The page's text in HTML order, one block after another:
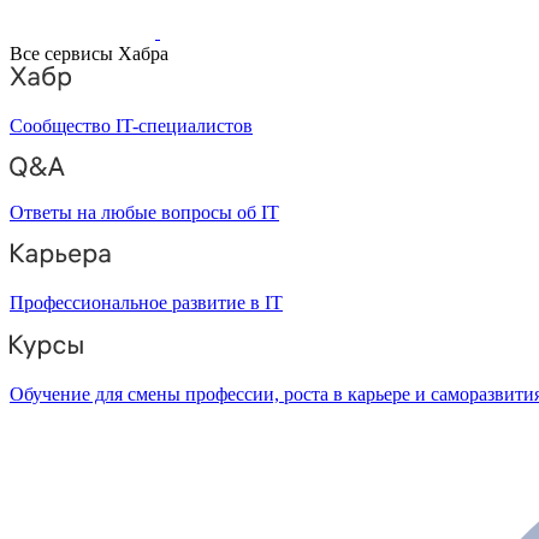
Все сервисы Хабра
Сообщество IT-специалистов
Ответы на любые вопросы об IT
Профессиональное развитие в IT
Обучение для смены профессии, роста в карьере и